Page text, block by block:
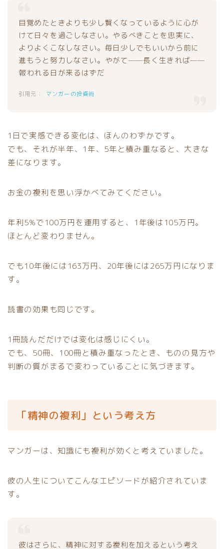
目覚めたときよりも少し賢くなっているように心が
けて日々を過ごしなさい。やるべきことを忠実に、
よりよくこなしなさい。毎日少しでもいいから前に
進もうと努力しなさい。やがて——長く生きれば——
報われる日が来るはずだ
マンガーの投資術
1日で実感できる変化は、ほんのわずかです。
でも、それが半年、1年、5年と積み重なると、大きな
差になります。
お金の複利を思い浮かべてみてください。
年利5%で100万円を運用すると、1年後は105万円。
ほとんど変わりません。
でも10年後には163万円、20年後には265万円になりま
す。
読書の効果も同じです。
1冊読んだだけでは変化は感じにくい。
でも、50冊、100冊と積み重なったとき、ものの見方や
判断の質がまるで変わっていることに気づきます。
「精神の複利」という考え方
マンガーは、知識にも複利が効くと考えていました。
彼の人生についてこんなエピソードが紹介されていま
す。
彼はさらに、精神に対する複利を加えるという考え